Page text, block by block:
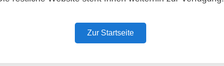
Zur Startseite